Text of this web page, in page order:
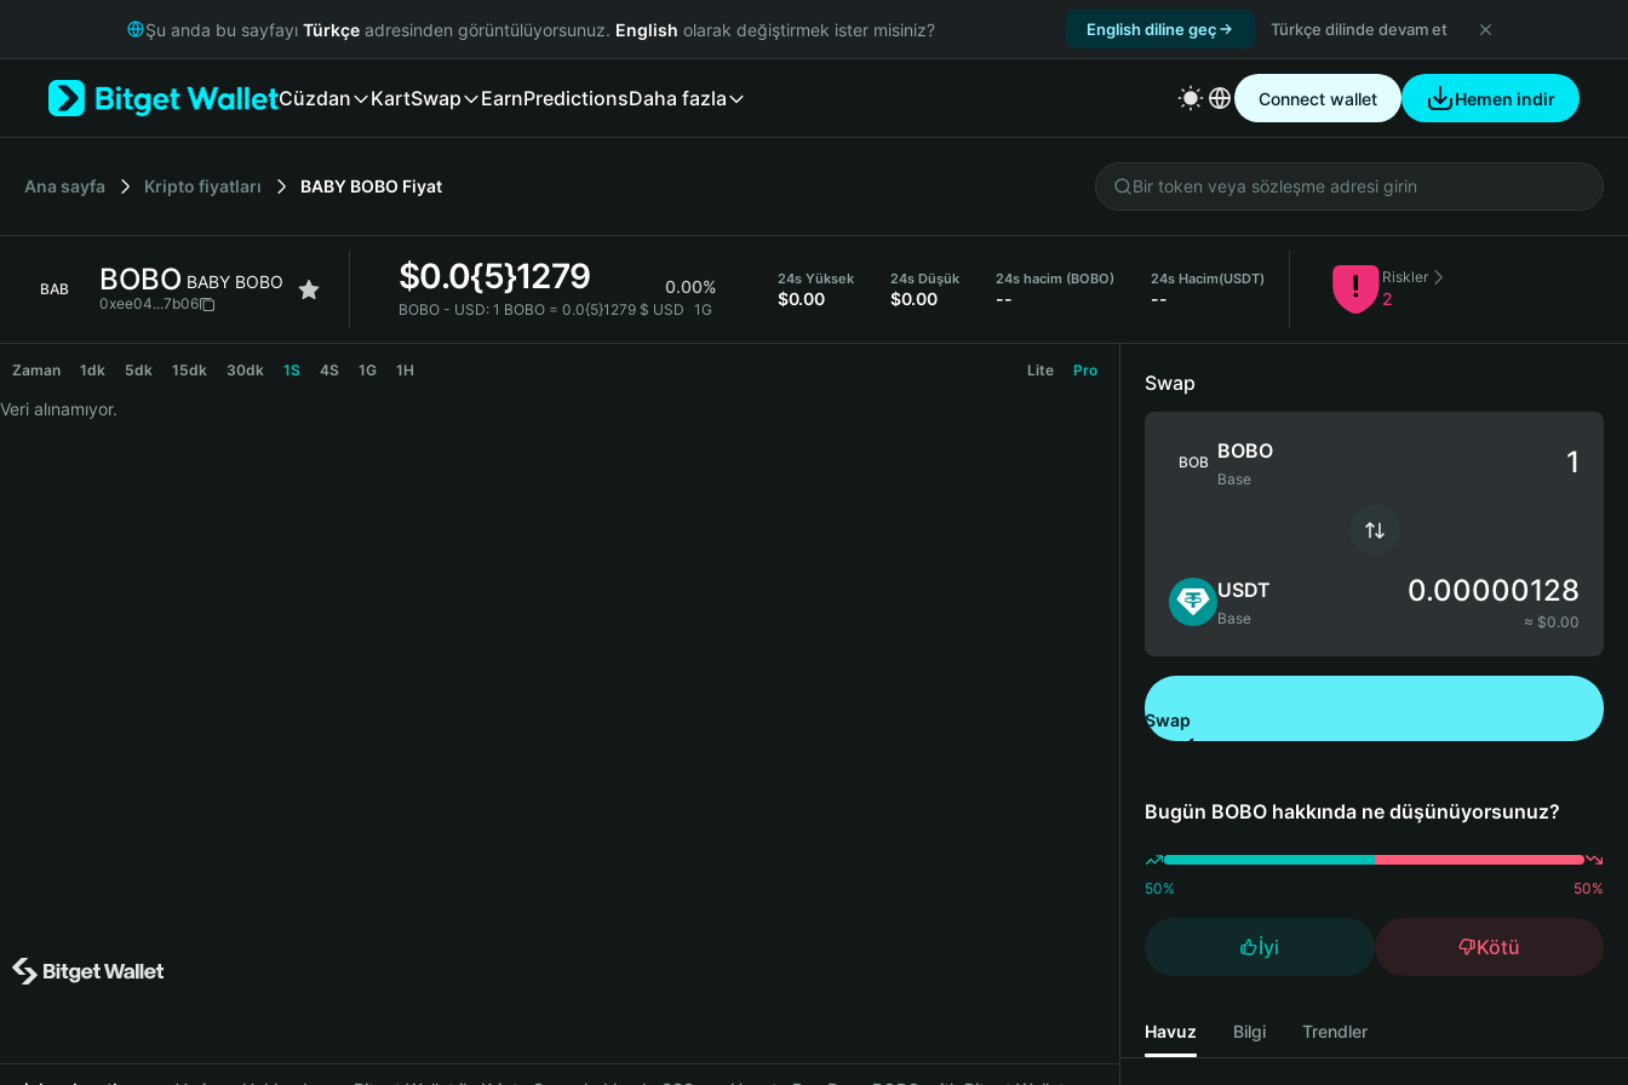
Русский
Italiano
Bahasa Indonesia
हिन्दी
Şu anda bu sayfayı Türkçe adresinden görüntülüyorsunuz. English olarak değiştirmek ister misiniz? English diline geç Türkçe dilinde devam et
Cüzdan KartSwap EarnPredictionsDaha fazla Connect wallet Hemen indir
Ana sayfa Kripto fiyatları BABY BOBO Fiyat
BAB BOBO BABY BOBO
0xee04...7b06
$0.0{5}1279 0.00%
BOBO - USD: 1 BOBO = 0.0{5}1279 $ USD 1G
24s Yüksek
$0.00
24s Düşük
$0.00
24s hacim (BOBO)
--
24s Hacim(USDT)
--
Riskler
2
Zaman 1dk 5dk 15dk 30dk 1S 4S 1G 1H Lite Pro
Veri alınamıyor.
Swap
BOB BOBO
Base
USDT
Base
0.00000128
≈ $0.00
Swap
Bugün BOBO hakkında ne düşünüyorsunuz?
50% 50%
İyi Kötü
Havuz Bilgi Trendler